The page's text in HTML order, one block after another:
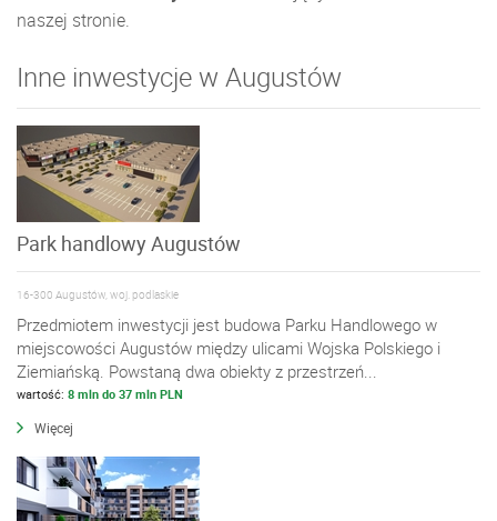
naszej stronie.
Inne inwestycje w Augustów
Park handlowy Augustów
16-300 Augustów, woj. podlaskie
Przedmiotem inwestycji jest budowa Parku Handlowego w
miejscowości Augustów między ulicami Wojska Polskiego i
Ziemiańską. Powstaną dwa obiekty z przestrzeń...
wartość: 8 mln do 37 mln PLN
Więcej